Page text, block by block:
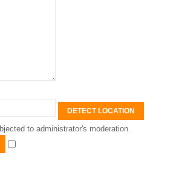
DETECT LOCATION
to administrator's moderation.